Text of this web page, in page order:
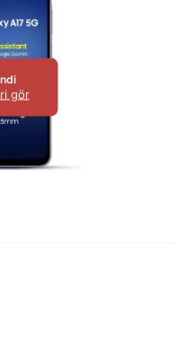
gör